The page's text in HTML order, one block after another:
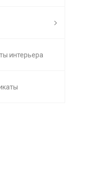
интерьера